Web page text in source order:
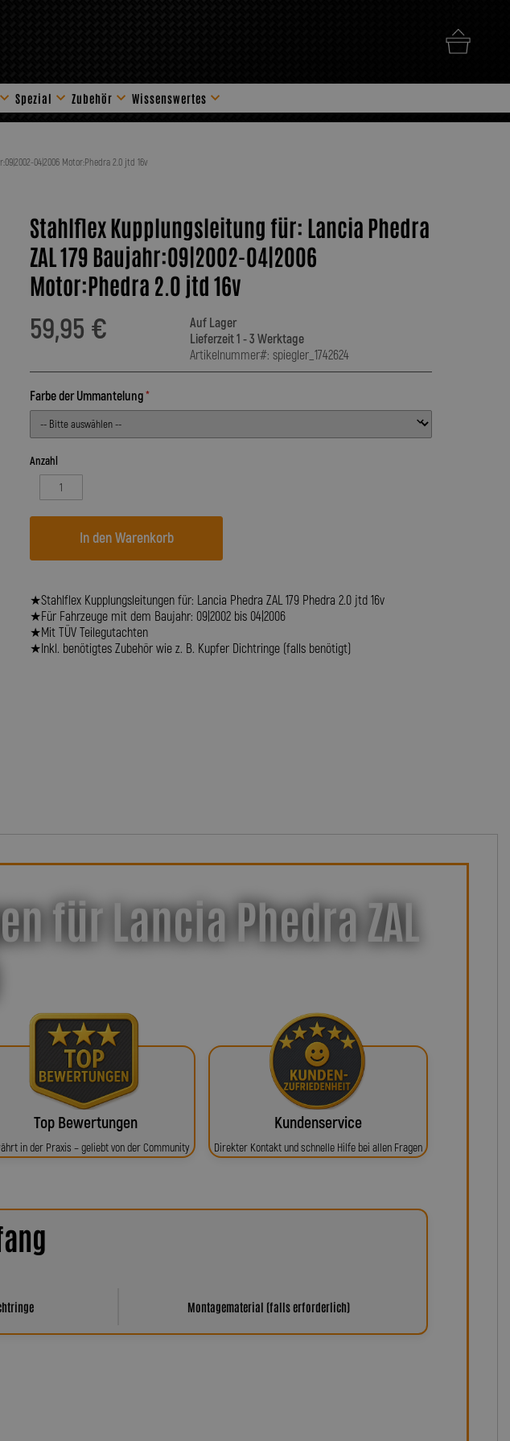
Spezial Zubehör
Stahlflex Zubehör
Wissenswertes
04|2006 Motor:Phedra 2.0 jtd 16v
Stahlflex Kupplungsleitung für: Lancia Phedra
ZAL 179 Baujahr:09|2002-04|2006
Motor:Phedra 2.0 jtd 16v
59,95 €
Auf Lager
Lieferzeit 1 - 3 Werktage
Artikelnummer#: spiegler_1742624
Farbe der Ummantelung
Anzahl
In den Warenkorb
★Stahlflex Kupplungsleitungen für: Lancia Phedra ZAL 179 Phedra 2.0 jtd 16v
★Für Fahrzeuge mit dem Baujahr: 09|2002 bis 04|2006
★Mit TÜV Teilegutachten
★Inkl. benötigtes Zubehör wie z. B. Kupfer Dichtringe (falls benötigt)
für Lancia Phedra ZAL
Top Bewertungen
in der Praxis – geliebt von der Community
Kundenservice
Direkter Kontakt und schnelle Hilfe bei allen Fragen
Montagematerial (falls erforderlich)